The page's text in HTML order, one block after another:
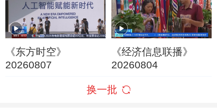
《东方时空》
20260807
《经济信息联播》
20260804
换一批